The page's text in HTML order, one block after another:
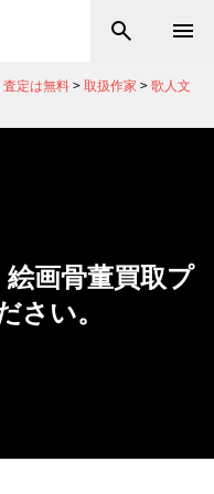
定は無料>取扱作家 >歌人文
画骨董買取プ
さい。